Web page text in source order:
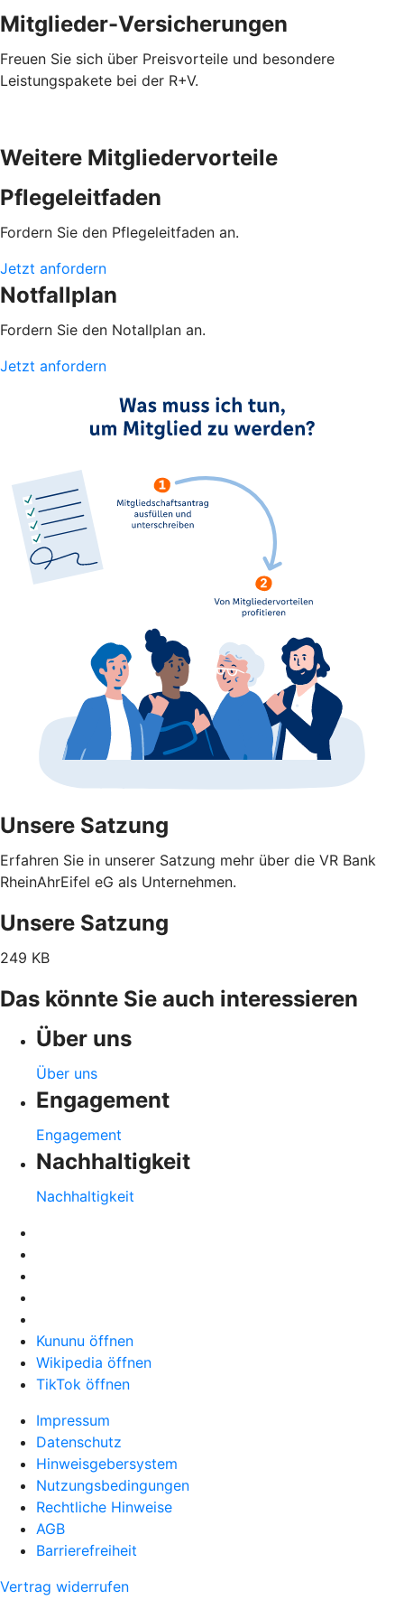
Mitglieder-Versicherungen
Freuen Sie sich über Preisvorteile und besondere
Leistungspakete bei der R+V.
Weitere Mitgliedervorteile
Pflegeleitfaden
Fordern Sie den Pflegeleitfaden an.
Jetzt anfordern
Notfallplan
Fordern Sie den Notallplan an.
Jetzt anfordern
Unsere Satzung
Erfahren Sie in unserer Satzung mehr über die VR Bank
RheinAhrEifel eG als Unternehmen.
Unsere Satzung
249 KB
Das könnte Sie auch interessieren
Über uns
Über uns
Engagement
Engagement
Nachhaltigkeit
Nachhaltigkeit
Kununu öffnen
Wikipedia öffnen
TikTok öffnen
Impressum
Datenschutz
Hinweisgebersystem
Nutzungsbedingungen
Rechtliche Hinweise
AGB
Barrierefreiheit
Vertrag widerrufen